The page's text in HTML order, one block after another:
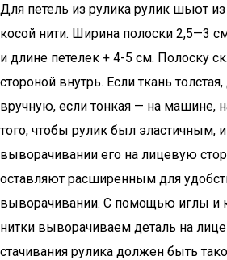
Для петель из рулика рулик шьют
косой нити. Ширина полоски 2,5—3
и длине петелек + 4-5 см. Полоску
стороной внутрь. Если ткань
вручную, если тонкая — на машине,
того, чтобы рулик был эластичным,
выворачивании его на лицевую
оставляют расширенным для
выворачивании. С помощью иглы и
нитки выворачиваем деталь на
стачивания рулика должен быть